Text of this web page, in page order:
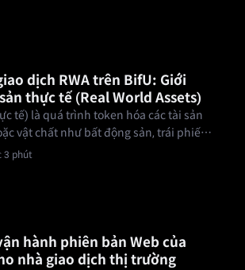
dịch RWA trên BifU: Giới
thực tế (Real World Assets)
tế) là quá trình token hóa các tài sản
vật chất như bất động sản, trái phiếu,
tư nhân và cổ phiếu lên blockchain,
3 phút
hành phiên bản Web của
nhà giao dịch thị trường